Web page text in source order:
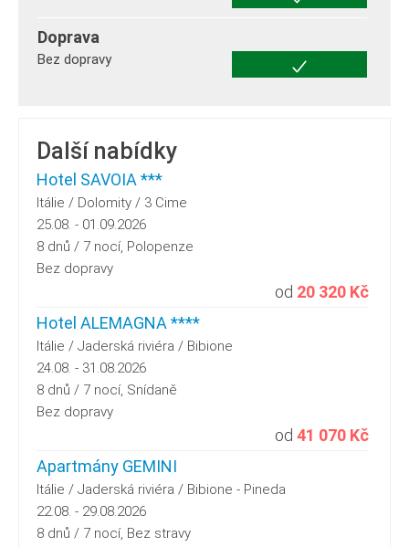
Doprava
Bez dopravy
Další nabídky
Hotel SAVOIA ***
Itálie / Dolomity / 3 Cime
25.08. - 01.09.2026
8 dnů / 7 nocí, Polopenze
Bez dopravy
od 20 320 Kč
Hotel ALEMAGNA ****
Itálie / Jaderská riviéra / Bibione
24.08. - 31.08.2026
8 dnů / 7 nocí, Snídaně
Bez dopravy
od 41 070 Kč
Apartmány GEMINI
Itálie / Jaderská riviéra / Bibione - Pineda
22.08. - 29.08.2026
8 dnů / 7 nocí, Bez stravy